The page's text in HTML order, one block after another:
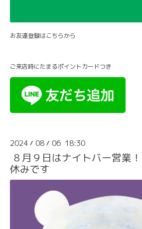
お友達登録はこちらから
ご来店時にたまるポイントカードつき
2024 / 08 / 06 18:30
８月９日はナイトバー営業
休みです